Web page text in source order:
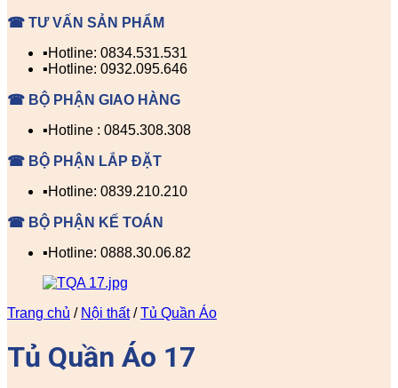
☎ TƯ VẤN SẢN PHẨM
▪️Hotline: 0834.531.531
▪️Hotline: 0932.095.646
☎ BỘ PHẬN GIAO HÀNG
▪️Hotline : 0845.308.308
☎ BỘ PHẬN LẮP ĐẶT
▪️Hotline: 0839.210.210
☎ BỘ PHẬN KẾ TOÁN
▪️Hotline: 0888.30.06.82
Trang chủ / Nội thất / Tủ Quần Áo
Tủ Quần Áo 17